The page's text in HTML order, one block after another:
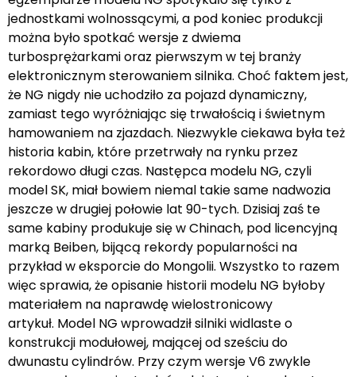
jednostkami wolnossącymi, a pod koniec produkcji
można było spotkać wersje z dwiema
turbosprężarkami oraz pierwszym w tej branży
elektronicznym sterowaniem silnika. Choć faktem jest,
że NG nigdy nie uchodziło za pojazd dynamiczny,
zamiast tego wyróżniając się trwałością i świetnym
hamowaniem na zjazdach. Niezwykle ciekawa była też
historia kabin, które przetrwały na rynku przez
rekordowo długi czas. Następca modelu NG, czyli
model SK, miał bowiem niemal takie same nadwozia
jeszcze w drugiej połowie lat 90-tych. Dzisiaj zaś te
same kabiny produkuje się w Chinach, pod licencyjną
marką Beiben, bijącą rekordy popularności na
przykład w eksporcie do Mongolii. Wszystko to razem
więc sprawia, że opisanie historii modelu NG byłoby
materiałem na naprawdę wielostronicowy
artykuł. Model NG wprowadził silniki widlaste o
konstrukcji modułowej, mającej od sześciu do
dwunastu cylindrów. Przy czym wersje V6 zwykle